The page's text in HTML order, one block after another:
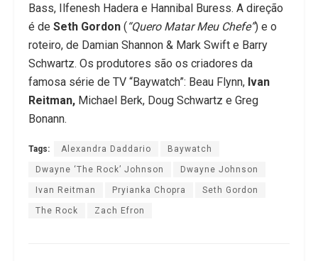
Bass, Ilfenesh Hadera e Hannibal Buress. A direção
é de Seth Gordon (“Quero Matar Meu Chefe”) e o
roteiro, de Damian Shannon & Mark Swift e Barry
Schwartz. Os produtores são os criadores da
famosa série de TV “Baywatch”: Beau Flynn, Ivan
Reitman, Michael Berk, Doug Schwartz e Greg
Bonann.
Tags: Alexandra Daddario Baywatch
Dwayne ‘The Rock’ Johnson Dwayne Johnson
Ivan Reitman Pryianka Chopra Seth Gordon
The Rock Zach Efron